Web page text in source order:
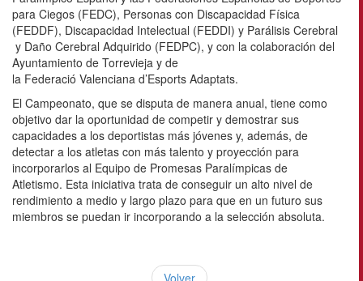
para Ciegos (FEDC), Personas con Discapacidad Física
(FEDDF), Discapacidad Intelectual (FEDDI) y Parálisis Cerebral
y Daño Cerebral Adquirido (FEDPC), y con la colaboración del
Ayuntamiento de Torrevieja y de
la Federació Valenciana d’Esports Adaptats.
El Campeonato, que se disputa de manera anual, tiene como
objetivo dar la oportunidad de competir y demostrar sus
capacidades a los deportistas más jóvenes y, además, de
detectar a los atletas con más talento y proyección para
incorporarlos al Equipo de Promesas Paralímpicas de
Atletismo. Esta iniciativa trata de conseguir un alto nivel de
rendimiento a medio y largo plazo para que en un futuro sus
miembros se puedan ir incorporando a la selección absoluta.
Volver